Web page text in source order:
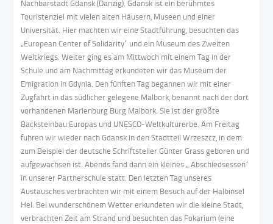
Nachbarstadt Gdansk (Danzig). Gdansk ist ein berühmtes
Touristenziel mit vielen alten Häusern, Museen und einer
Universität. Hier machten wir eine Stadtführung, besuchten das
„European Center of Solidarity“ und ein Museum des Zweiten
Weltkriegs. Weiter ging es am Mittwoch mit einem Tag in der
Schule und am Nachmittag erkundeten wir das Museum der
Emigration in Gdynia. Den fünften Tag begannen wir mit einer
Zugfahrt in das südlicher gelegene Malbork, benannt nach der dort
vorhandenen Marienburg Burg Malbork. Sie ist der größte
Backsteinbau Europas und UNESCO-Weltkulturerbe. Am Freitag
fuhren wir wieder nach Gdansk in den Stadtteil Wrzeszcz, in dem
zum Beispiel der deutsche Schriftsteller Günter Grass geboren und
aufgewachsen ist. Abends fand dann ein kleines „ Abschiedsessen“
in unserer Partnerschule statt. Den letzten Tag unseres
Austausches verbrachten wir mit einem Besuch auf der Halbinsel
Hel. Bei wunderschönem Wetter erkundeten wir die kleine Stadt,
verbrachten Zeit am Strand und besuchten das Fokarium (eine